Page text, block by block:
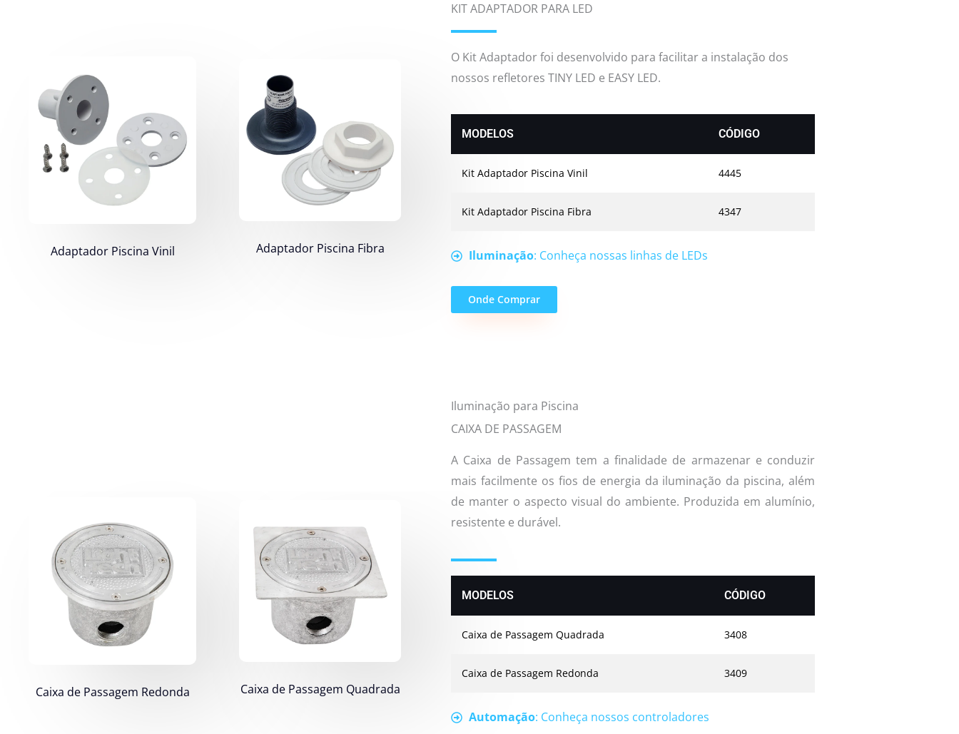
Adaptador Piscina Vinil Adaptador Piscina Fibra
KIT ADAPTADOR PARA LED
O Kit Adaptador foi desenvolvido para facilitar a instalação dos
nossos refletores TINY LED e EASY LED.
MODELOS CÓDIGO
Kit Adaptador Piscina Vinil 4445
Kit Adaptador Piscina Fibra 4347
Iluminação: Conheça nossas linhas de LEDs
Onde Comprar
Caixa de Passagem Redonda Caixa de Passagem Quadrada
Iluminação para Piscina
CAIXA DE PASSAGEM
A Caixa de Passagem tem a finalidade de armazenar e conduzir
mais facilmente os fios de energia da iluminação da piscina, além
de manter o aspecto visual do ambiente. Produzida em alumínio,
resistente e durável.
MODELOS CÓDIGO
Caixa de Passagem Quadrada 3408
Caixa de Passagem Redonda 3409
Automação: Conheça nossos controladores